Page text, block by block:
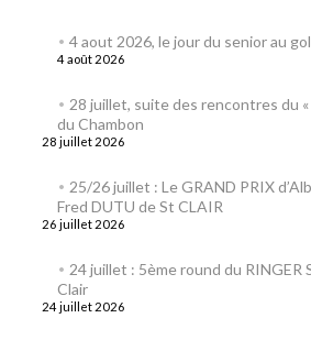
4 aout 2026, le jour du senior au
4 août 2026
28 juillet, suite des rencontres du «
du Chambon
28 juillet 2026
25/26 juillet : Le GRAND PRIX
Fred DUTU de St CLAIR
26 juillet 2026
24 juillet : 5ème round du RINGER
Clair
24 juillet 2026